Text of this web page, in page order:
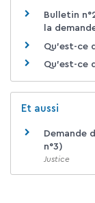
Bulletin
la
Qu'est-ce
Qu'est-ce
Et aussi
Demande
n°3)
Justice